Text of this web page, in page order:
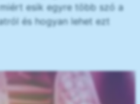
esik egyre több szó a
és hogyan lehet ezt